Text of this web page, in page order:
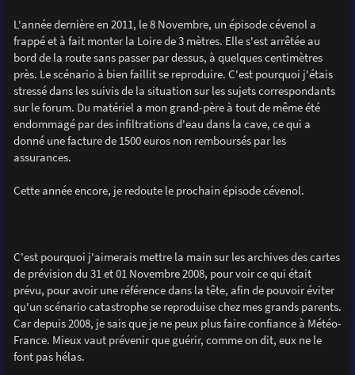
L'année dernière en 2011, le 8 Novembre, un épisode cévenol a
frappé et à fait monter la Loire de 3 mètres. Elle s'est arrêtée au
bord de la route sans passer par dessus, à quelques centimètres
près. Le scénario à bien faillit se reproduire. C'est pourquoi j'étais
stressé dans les suivis de la situation sur les sujets correspondants
sur le forum. Du matériel a mon grand-père à tout de même été
endommagé par des infiltrations d'eau dans la cave, ce qui a
donné une facture de 1500 euros non remboursés par les
assurances.
Cette année encore, je redoute le prochain épisode cévenol.
C'est pourquoi j'aimerais mettre la main sur les archives des cartes
de prévision du 31 et 01 Novembre 2008, pour voir ce qui était
prévu, pour avoir une référence dans la tête, afin de pouvoir éviter
qu'un scénario catastrophe se reproduise chez mes grands parents.
Car depuis 2008, je sais que je ne peux plus faire confiance à Météo-
France. Mieux vaut prévenir que guérir, comme on dit, eux ne le
font pas hélas.